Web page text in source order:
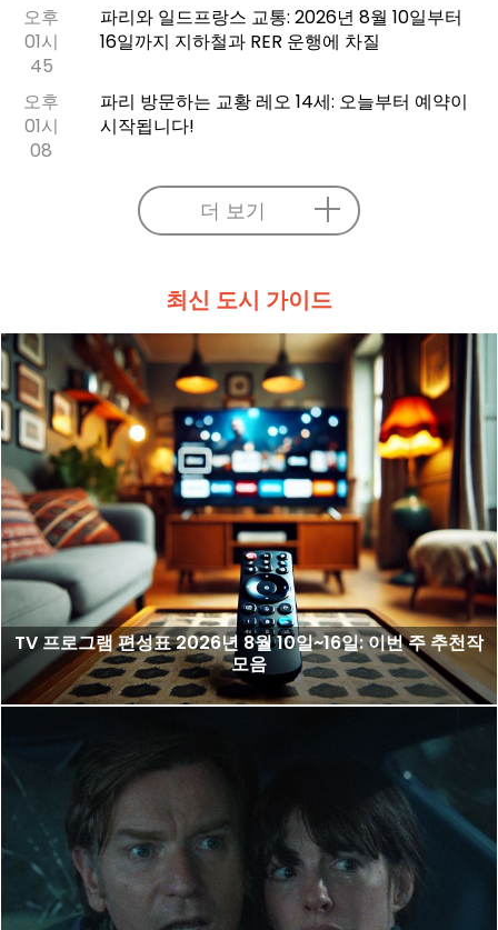
오후
01시
45
파리와 일드프랑스 교통: 2026년 8월 10일부터
16일까지 지하철과 RER 운행에 차질
오후
01시
08
파리 방문하는 교황 레오 14세: 오늘부터 예약이
시작됩니다!
더 보기
최신 도시 가이드
TV 프로그램 편성표 2026년 8월 10일~16일: 이번 주 추천작
모음